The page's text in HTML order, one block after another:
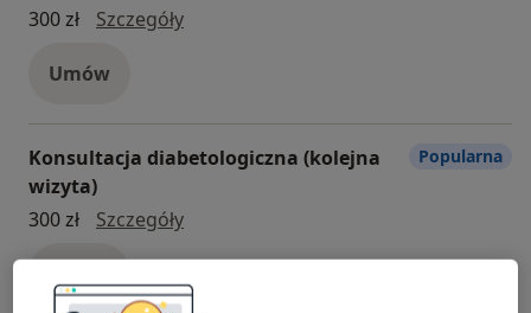
300 zł
Szczegółykonsultacja diabetologiczna
Umów
Konsultacja diabetologiczna (kolejna
wizyta)
300 zł
Szczegółykonsultacja diabetologiczna (kolejna
Popularna